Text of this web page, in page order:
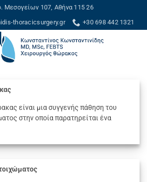
Μεσογείων 107, Αθήνα 115 26
thoracicsurgery.gr
+30 698 442 1321
είναι μια συγγενής πάθηση του
στην οποία παρατηρείται ένα